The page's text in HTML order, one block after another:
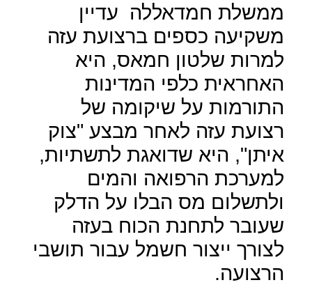
ממשלת חמדאללה עדיין
משקיעה כספים ברצועת עזה
למרות שלטון חמאס, היא
האחראית כלפי המדינות
התורמות על שיקומה של
רצועת עזה לאחר מבצע "צוק
איתן", היא שדואגת לתשתיות,
למערכת הרפואה והמים
ולתשלום מס הבלו על הדלק
שעובר לתחנת הכוח בעזה
לצורך ייצור חשמל עבור תושבי
הרצועה.